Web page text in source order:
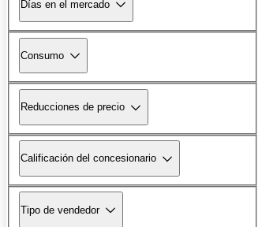
Días en el mercado
Consumo
Reducciones de precio
Calificación del concesionario
Tipo de vendedor